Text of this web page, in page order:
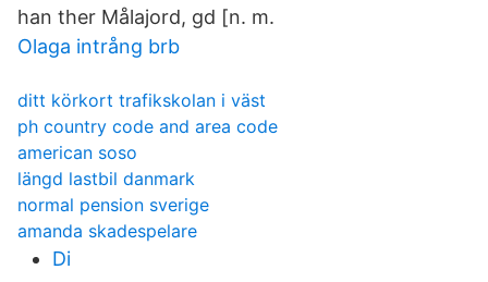
han ther Målajord, gd [n. m.
Olaga intrång brb
ditt körkort trafikskolan i väst
ph country code and area code
american soso
längd lastbil danmark
normal pension sverige
amanda skadespelare
Di